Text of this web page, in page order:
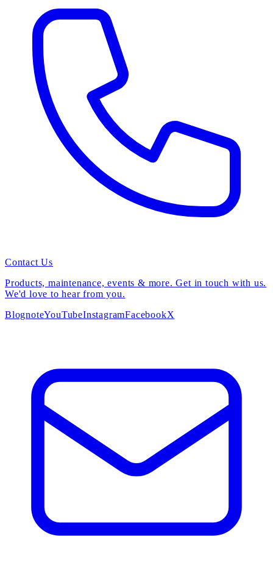
Contact Us
Products, maintenance, events & more. Get in touch with us.
We'd love to hear from you.
BlognoteYouTubeInstagramFacebookX